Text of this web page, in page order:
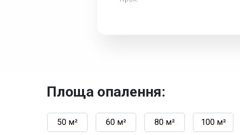
50 м² 60 м² 80 м² 100 м²
Площа опалення: